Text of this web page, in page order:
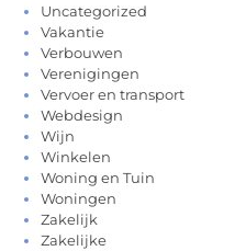
Uncategorized
Vakantie
Verbouwen
Verenigingen
Vervoer en transport
Webdesign
Wijn
Winkelen
Woning en Tuin
Woningen
Zakelijk
Zakelijke